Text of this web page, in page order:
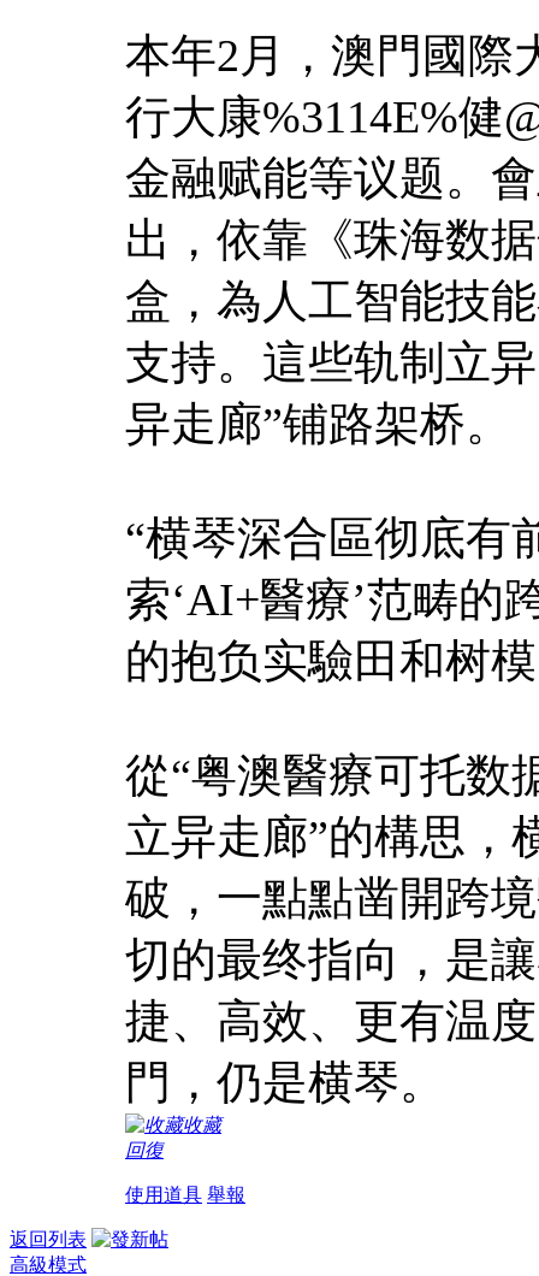
本年2月，澳門國際
行大康%3114E%健
金融赋能等议题。
出，依靠《珠海数
盒，為人工智能技
支持。這些轨制立
异走廊”铺路架桥。
“横琴深合區彻底有
索‘AI+醫療’范畴的
的抱负实驗田和树
從“粤澳醫療可托数
立异走廊”的構思，
破，一點點凿開跨
切的最终指向，是
捷、高效、更有温
門，仍是横琴。
收藏
回復
使用道具 舉報
返回列表
高級模式